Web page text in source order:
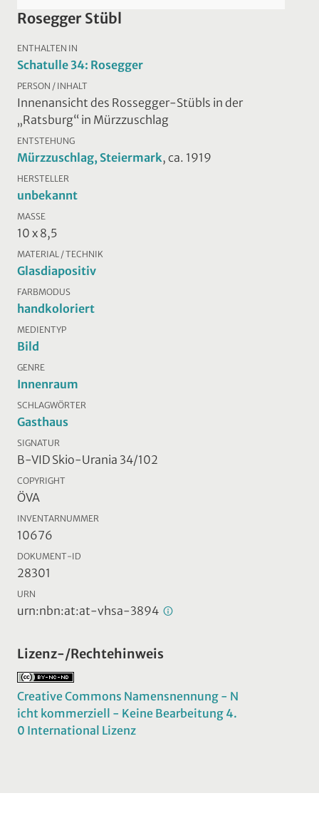
Rosegger Stübl
ENTHALTEN IN
Schatulle 34: Rosegger
PERSON / INHALT
Innenansicht des Rossegger-Stübls in der
„Ratsburg“ in Mürzzuschlag
ENTSTEHUNG
Mürzzuschlag, Steiermark, ca. 1919
HERSTELLER
unbekannt
MASSE
10 x 8,5
MATERIAL / TECHNIK
Glasdiapositiv
FARBMODUS
handkoloriert
MEDIENTYP
Bild
GENRE
Innenraum
SCHLAGWÖRTER
Gasthaus
SIGNATUR
B-VID Skio-Urania 34/102
COPYRIGHT
ÖVA
INVENTARNUMMER
10676
DOKUMENT-ID
28301
URN
urn:nbn:at:at-vhsa-3894
Lizenz-/Rechtehinweis
Creative Commons Namensnennung - N
icht kommerziell - Keine Bearbeitung 4.
0 International Lizenz